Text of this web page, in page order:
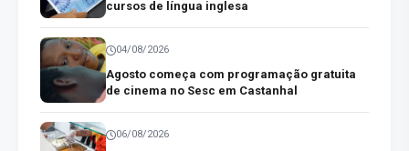
cursos de língua inglesa
04/08/2026
Agosto começa com programação gratuita
de cinema no Sesc em Castanhal
06/08/2026